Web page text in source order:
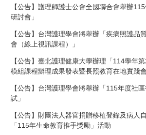
【公告】護理師護士公會全國聯合會舉辦
研討會」
【公告】台灣護理學會將舉辦「疾病照護品
會（線上視訊課程）」
【公告】臺北護理健康大學辦理「114學年
模組課程辦理成果發表暨長照教育在地實踐會
【公告】台灣護理學會將舉辦「115年度社
試」
【公告】財團法人器官捐贈移植登錄及病人
「115年生命教育推手獎勵」活動